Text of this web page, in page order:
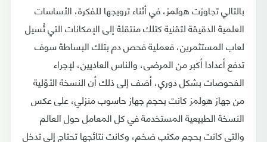
بالتالي تجاوزت هولمز، في أثناء ترويجها للفكرة، الأساسات
العلمية الدقيقة لتقنية كتلك منتقلة إلى الإمكانات التي تُسيل
لعاب المستثمرين، فعملية فحص دم بتلك البساطة سوف
تدفع أعدادا أكبر من المرضى، والناس العاديين، لإجراء
الفحوصات بشكل دوري، أضف إلى ذلك أن النسخة الأوّلية
من جهاز هولمز كانت بحجم جهاز حاسوب منزلي، على عكس
النسخة الطبيعية المستخدمة في كل المعامل حول العالم
والتي كانت بحجم مكتب ضخم، وكانت نتائجها تحتاج إلى تدخل